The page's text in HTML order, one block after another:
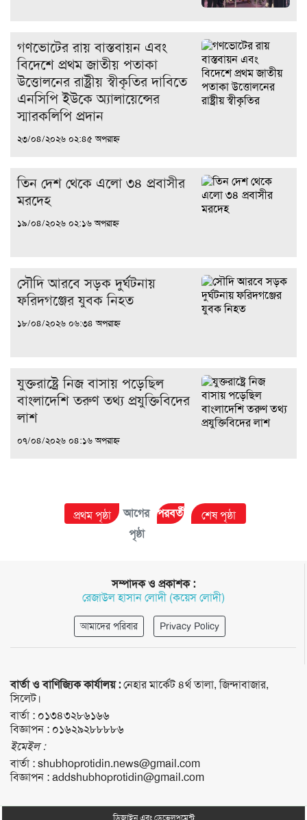
গণভোটের রায় বাস্তবায়ন এবং
বিদেশে প্রথম জাতীয় পতাকা
উত্তোলনের রাষ্ট্রীয় স্বীকৃতির দাবিতে
এনসিপি ইউকে অ্যালায়েন্সের
স্মারকলিপি প্রদান
২৩/০৪/২০২৬ ০২:৪৫ অপরাহ্ন
তিন দেশ থেকে এলো ৩৪ প্রবাসীর
মরদেহ
১৯/০৪/২০২৬ ০২:১৬ অপরাহ্ন
সৌদি আরবে সড়ক দুর্ঘটনায়
ফরিদগঞ্জের যুবক নিহত
১৮/০৪/২০২৬ ০৬:৩৪ অপরাহ্ন
যুক্তরাষ্ট্রে নিজ বাসায় পড়েছিল
বাংলাদেশি তরুণ তথ্য প্রযুক্তিবিদের
লাশ
০৭/০৪/২০২৬ ০৪:১৬ অপরাহ্ন
প্রথম পৃষ্ঠা
আগের
পৃষ্ঠা
পরবর্তী
শেষ পৃষ্ঠা
সম্পাদক ও প্রকাশক :
রেজাউল হাসান লোদী (কয়েস লোদী)
আমাদের পরিবার Privacy Policy
বার্তা ও বাণিজ্যিক কার্যালয় :নেহার মার্কেট ৪র্থ তালা, জিন্দাবাজার,
সিলেট।
বার্তা : ০১৩৪৩২৮৬১৬৬
বিজ্ঞাপন : ০১৬২৯২৮৮৮৮৬
ইমেইল :
বার্তা :shubhoprotidin.news@gmail.com
বিজ্ঞাপন :addshubhoprotidin@gmail.com
ডিজাইন এবং ডেভেলপমেন্ট